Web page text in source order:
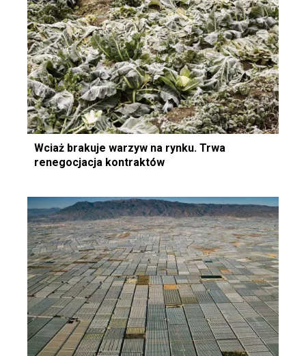
Wciaż brakuje warzyw na rynku. Trwa
renegocjacja kontraktów